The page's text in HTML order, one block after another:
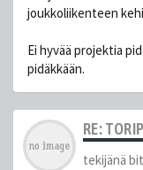
joukkoliikenteen
Ei hyvää projektia
pidäkkään.
RE:
tekijänä